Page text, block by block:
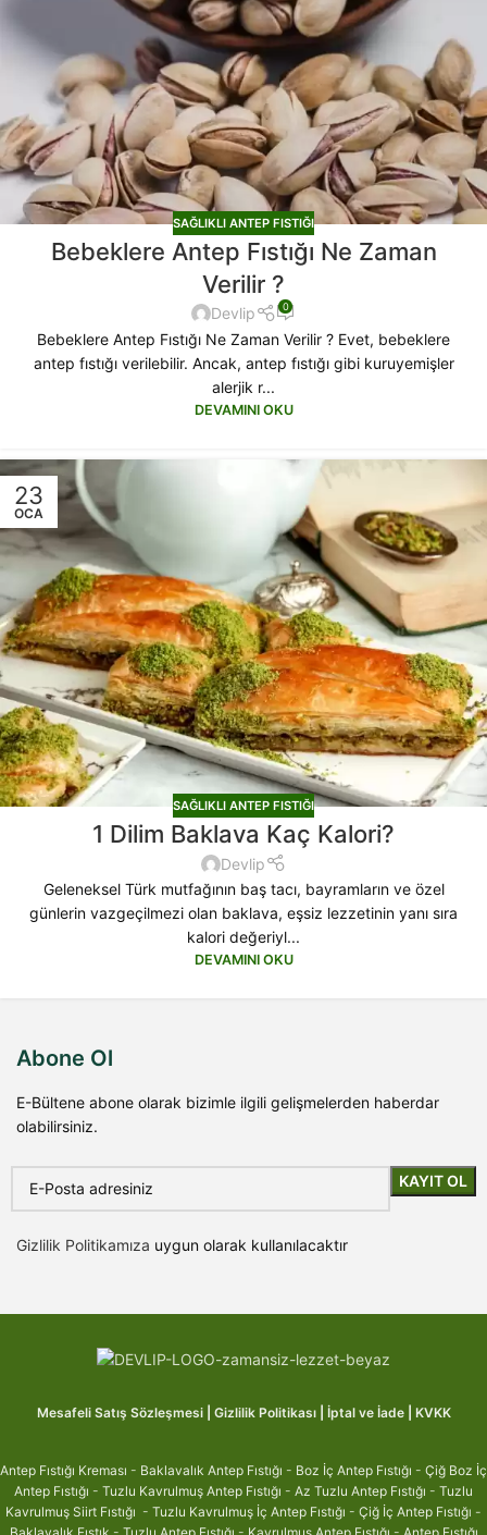
SAĞLIKLI ANTEP FISTIĞI
Bebeklere Antep Fıstığı Ne Zaman
Verilir ?
Devlip 0
Bebeklere Antep Fıstığı Ne Zaman Verilir ? Evet, bebeklere
antep fıstığı verilebilir. Ancak, antep fıstığı gibi kuruyemişler
alerjik r...
DEVAMINI OKU
23
OCA
SAĞLIKLI ANTEP FISTIĞI
1 Dilim Baklava Kaç Kalori?
Devlip
Geleneksel Türk mutfağının baş tacı, bayramların ve özel
günlerin vazgeçilmezi olan baklava, eşsiz lezzetinin yanı sıra
kalori değeriyl...
DEVAMINI OKU
Abone Ol
E-Bültene abone olarak bizimle ilgili gelişmelerden haberdar
olabilirsiniz.
Gizlilik Politikamıza uygun olarak kullanılacaktır
Mesafeli Satış Sözleşmesi| Gizlilik Politikası| İptal ve İade| KVKK
Antep Fıstığı Kreması - Baklavalık Antep Fıstığı - Boz İç Antep Fıstığı - Çiğ Boz İç
Antep Fıstığı - Tuzlu Kavrulmuş Antep Fıstığı - Az Tuzlu Antep Fıstığı - Tuzlu
Kavrulmuş Siirt Fıstığı - Tuzlu Kavrulmuş İç Antep Fıstığı - Çiğ İç Antep Fıstığı -